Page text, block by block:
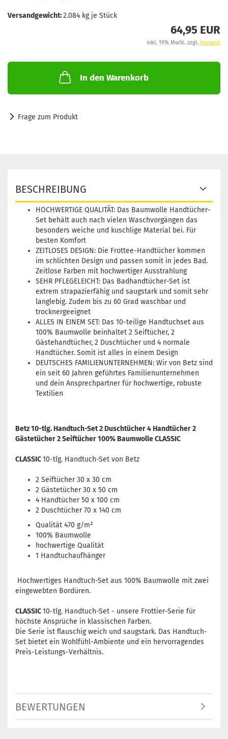
Versandgewicht:2.084 kg je Stück
64,95 EUR
inkl. 19% MwSt. zzgl. Versand
In den Warenkorb
Frage zum Produkt
BESCHREIBUNG
HOCHWERTIGE QUALITÄT: Das Baumwolle Handtücher-
Set behält auch nach vielen Waschvorgängen das
besonders weiche und kuschlige Material bei. Für
besten Komfort
ZEITLOSES DESIGN: Die Frottee-Handtücher kommen
im schlichten Design und passen somit in jedes Bad.
Zeitlose Farben mit hochwertiger Ausstrahlung
SEHR PFLEGELEICHT: Das Badhandtücher-Set ist
extrem strapazierfähig und saugstark und somit sehr
langlebig. Zudem bis zu 60 Grad waschbar und
trocknergeeignet
ALLES IN EINEM SET: Das 10-teilige Handtuchset aus
100% Baumwolle beinhaltet 2 Seiftücher, 2
Gästehandtücher, 2 Duschtücher und 4 normale
Handtücher. Somit ist alles in einem Design
DEUTSCHES FAMILIENUNTERNEHMEN: Wir von Betz sind
ein seit 60 Jahren geführtes Familienunternehmen
und dein Ansprechpartner für hochwertige, robuste
Textilien
Betz 10-tlg. Handtuch-Set 2 Duschtücher 4 Handtücher 2
Gästetücher 2 Seiftücher 100% Baumwolle CLASSIC
CLASSIC10-tlg. Handtuch-Set von Betz
2 Seiftücher 30 x 30 cm
2 Gästetücher 30 x 50 cm
4 Handtücher 50 x 100 cm
2 Duschtücher 70 x 140 cm
Qualität 470 g/m²
100% Baumwolle
hochwertige Qualität
1 Handtuchaufhänger
Hochwertiges Handtuch-Set aus 100% Baumwolle mit zwei
eingewebten Bordüren.
CLASSIC10-tlg. Handtuch-Set - unsere Frottier-Serie für
höchste Ansprüche in klassischen Farben.
Die Serie ist flauschig weich und saugstark. Das Handtuch-
Set bietet ein Wohlfühl-Ambiente und ein hervorragendes
Preis-Leistungs-Verhältnis.
BEWERTUNGEN